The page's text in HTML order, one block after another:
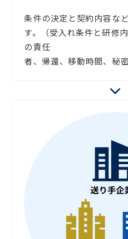
条件の決定と契約内容な
す。（受入れ条件と研修
の責任
者、帰還、移動時間、秘